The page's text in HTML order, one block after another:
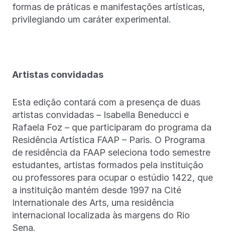
formas de práticas e manifestações artísticas,
privilegiando um caráter experimental.
Artistas convidadas
Esta edição contará com a presença de duas
artistas convidadas – Isabella Beneducci e
Rafaela Foz – que participaram do programa da
Residência Artística FAAP – Paris. O Programa
de residência da FAAP seleciona todo semestre
estudantes, artistas formados pela instituição
ou professores para ocupar o estúdio 1422, que
a instituição mantém desde 1997 na Cité
Internationale des Arts, uma residência
internacional localizada às margens do Rio
Sena.